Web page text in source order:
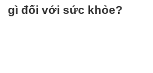
gì đối với sức khỏe?